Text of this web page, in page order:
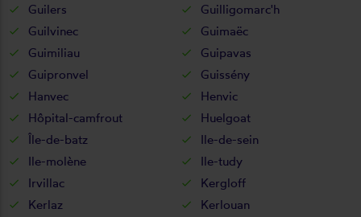
Guilers
Guilligomarc'h
Guilvinec
Guimaëc
Guimiliau
Guipavas
Guipronvel
Guissény
Hanvec
Henvic
Hôpital-camfrout
Huelgoat
Île-de-batz
Ile-de-sein
Ile-molène
Ile-tudy
Irvillac
Kergloff
Kerlaz
Kerlouan